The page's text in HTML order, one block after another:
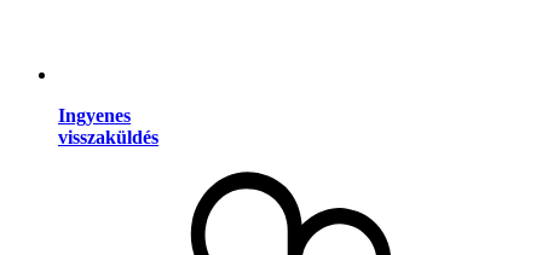
Ingyenes
visszaküldés